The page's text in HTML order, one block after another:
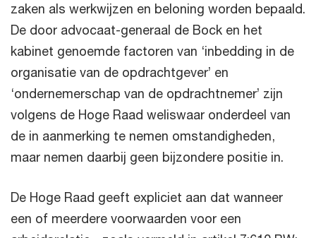
zaken als werkwijzen en beloning worden bepaald.
De door advocaat-generaal de Bock en het
kabinet genoemde factoren van ‘inbedding in de
organisatie van de opdrachtgever’ en
‘ondernemerschap van de opdrachtnemer’ zijn
volgens de Hoge Raad weliswaar onderdeel van
de in aanmerking te nemen omstandigheden,
maar nemen daarbij geen bijzondere positie in.
De Hoge Raad geeft expliciet aan dat wanneer
een of meerdere voorwaarden voor een